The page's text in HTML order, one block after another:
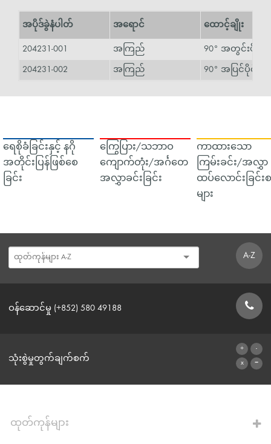
အပိုဒ်ခွဲနံပါတ် အရောင် ထောင့်ချိုး
204231-001 အကြည် 90° အတွင်းပိုင်း
204231-002 အကြည် 90° အပြင်ပိုင်း
ရေစိုခံခြင်းနှင့် နဂို
အတိုင်းပြန်ဖြစ်စေ
ခြင်း
ကြွေပြား/သဘာဝ
ကျောက်တုံး/အင်္ဂတေ
အလွှာခင်းခြင်း
ကာထားသော
ကြမ်းခင်း/အလွှာ
ထပ်လောင်းခြင်း
များ
A-Z
ဝန်ဆောင်မှု (+852) 580 49188
သုံးစွဲမှုတွက်ချက်စက်
ထုတ်ကုန်များ